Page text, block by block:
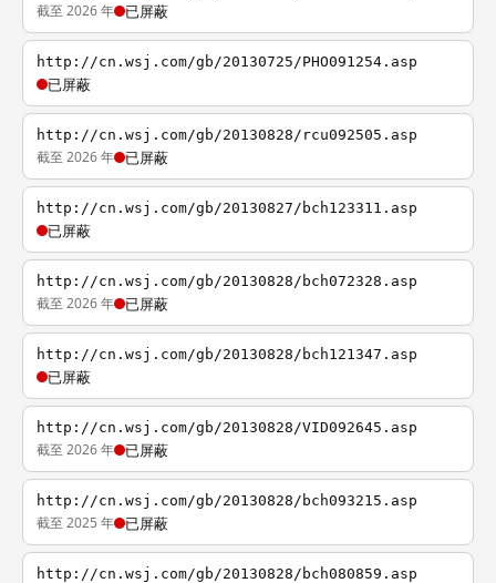
截至 2026 年 已屏蔽
http://cn.wsj.com/gb/20130725/PHO091254.asp
已屏蔽
http://cn.wsj.com/gb/20130828/rcu092505.asp
截至 2026 年 已屏蔽
http://cn.wsj.com/gb/20130827/bch123311.asp
已屏蔽
http://cn.wsj.com/gb/20130828/bch072328.asp
截至 2026 年 已屏蔽
http://cn.wsj.com/gb/20130828/bch121347.asp
已屏蔽
http://cn.wsj.com/gb/20130828/VID092645.asp
截至 2026 年 已屏蔽
http://cn.wsj.com/gb/20130828/bch093215.asp
截至 2025 年 已屏蔽
http://cn.wsj.com/gb/20130828/bch080859.asp